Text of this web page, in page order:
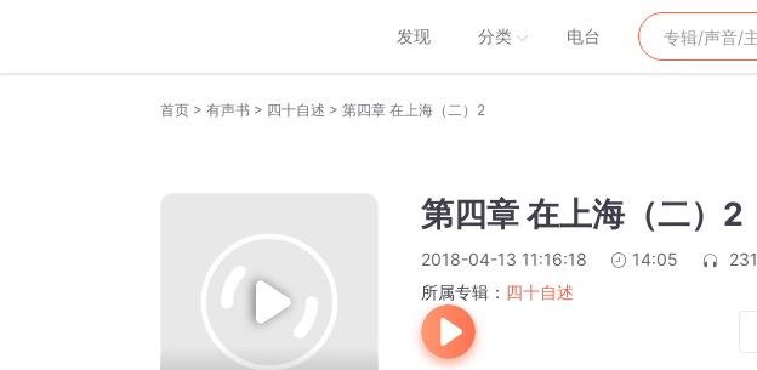
发现 分类 电台
首页 > 有声书 > 四十自述 > 第四章 在上海（二）2
第四章 在上海（二）2
2018-04-13 11:16:18 14:05
231
所属专辑： 四十自述